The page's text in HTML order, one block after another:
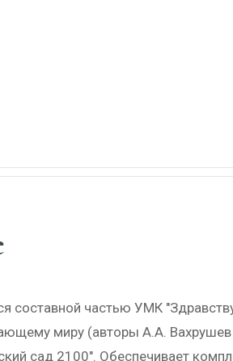
составной частью УМК
миру (авторы А.А. Вахрушев
сад 2100". Обеспечивает